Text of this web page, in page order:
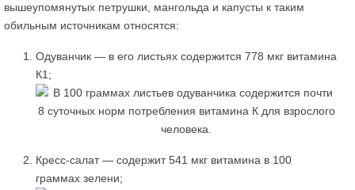
вышеупомянутых петрушки, мангольда и капусты к таким
обильным источникам относятся:
Одуванчик — в его листьях содержится 778 мкг витамина
К1;
Кресс-салат — содержит 541 мкг витамина в 100
граммах зелени;